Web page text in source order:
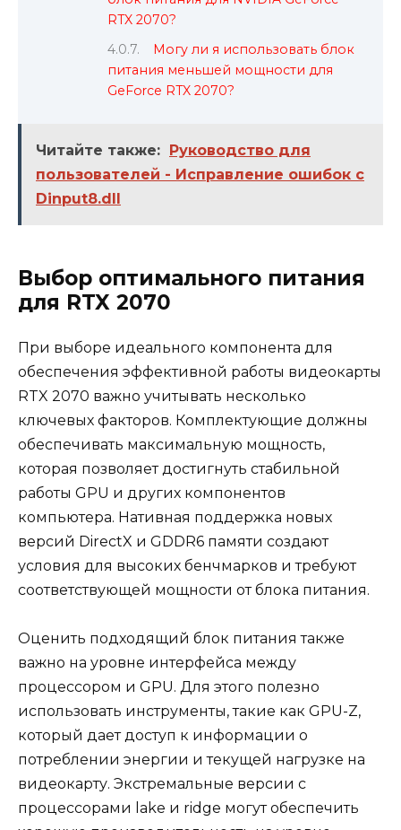
RTX 2070?
Могу ли я использовать блок
питания меньшей мощности для
GeForce RTX 2070?
Читайте также: Руководство для
пользователей - Исправление ошибок с
Dinput8.dll
Выбор оптимального питания
для RTX 2070
При выборе идеального компонента для
обеспечения эффективной работы видеокарты
RTX 2070 важно учитывать несколько
ключевых факторов. Комплектующие должны
обеспечивать максимальную мощность,
которая позволяет достигнуть стабильной
работы GPU и других компонентов
компьютера. Нативная поддержка новых
версий DirectX и GDDR6 памяти создают
условия для высоких бенчмарков и требуют
соответствующей мощности от блока питания.
Оценить подходящий блок питания также
важно на уровне интерфейса между
процессором и GPU. Для этого полезно
использовать инструменты, такие как GPU-Z,
который дает доступ к информации о
потреблении энергии и текущей нагрузке на
видеокарту. Экстремальные версии с
процессорами lake и ridge могут обеспечить